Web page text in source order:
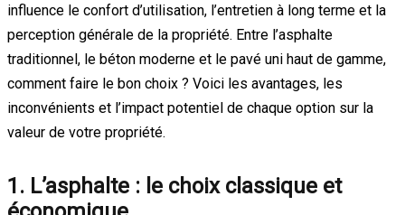
influence le confort d’utilisation, l’entretien à long terme et la
perception générale de la propriété. Entre l’asphalte
traditionnel, le béton moderne et le pavé uni haut de gamme,
comment faire le bon choix ? Voici les avantages, les
inconvénients et l’impact potentiel de chaque option sur la
valeur de votre propriété.
1. L’asphalte : le choix classique et